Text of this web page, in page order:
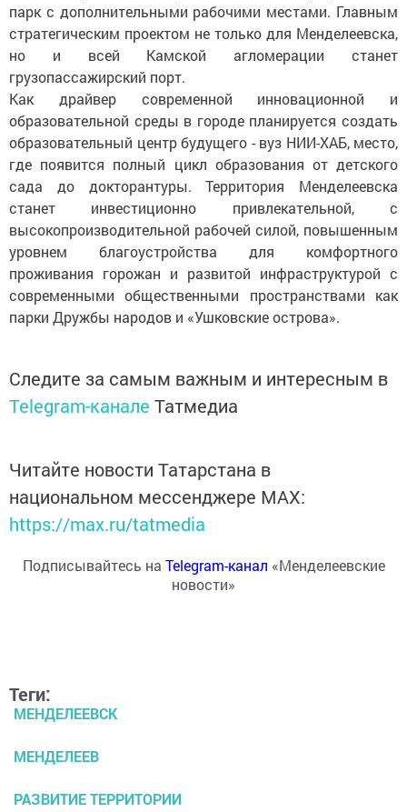
парк с дополнительными рабочими местами. Главным
стратегическим проектом не только для Менделеевска,
но и всей Камской агломерации станет
грузопассажирский порт.
Как драйвер современной инновационной и
образовательной среды в городе планируется создать
образовательный центр будущего - вуз НИИ-ХАБ, место,
где появится полный цикл образования от детского
сада до докторантуры. Территория Менделеевска
станет инвестиционно привлекательной, с
высокопроизводительной рабочей силой, повышенным
уровнем благоустройства для комфортного
проживания горожан и развитой инфраструктурой с
современными общественными пространствами как
парки Дружбы народов и «Ушковские острова».
Следите за самым важным и интересным в
Telegram-канале Татмедиа
Читайте новости Татарстана в
национальном мессенджере MАХ:
https://max.ru/tatmedia
Подписывайтесь на Telegram-канал «Менделеевские
новости»
Теги:
МЕНДЕЛЕЕВСК
МЕНДЕЛЕЕВ
РАЗВИТИЕ ТЕРРИТОРИИ